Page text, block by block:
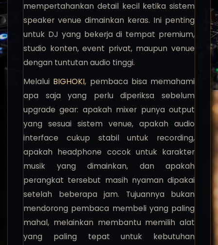
mempertahankan detail kecil ketika sistem
speaker venue dimainkan keras. Ini penting
untuk DJ yang bekerja di tempat premium,
studio konten, event privat, maupun venue
dengan tuntutan audio tinggi.
Melalui BIGHOKI, pembaca bisa memahami
apa saja yang perlu diperiksa sebelum
upgrade gear: apakah mixer punya output
yang sesuai sistem venue, apakah audio
interface cukup stabil untuk recording,
apakah headphone cocok untuk karakter
musik yang dimainkan, dan apakah
perangkat tersebut masih nyaman dipakai
setelah beberapa jam. Tujuannya bukan
mendorong pembaca membeli yang paling
mahal, melainkan membantu memilih alat
yang paling tepat untuk kebutuhan